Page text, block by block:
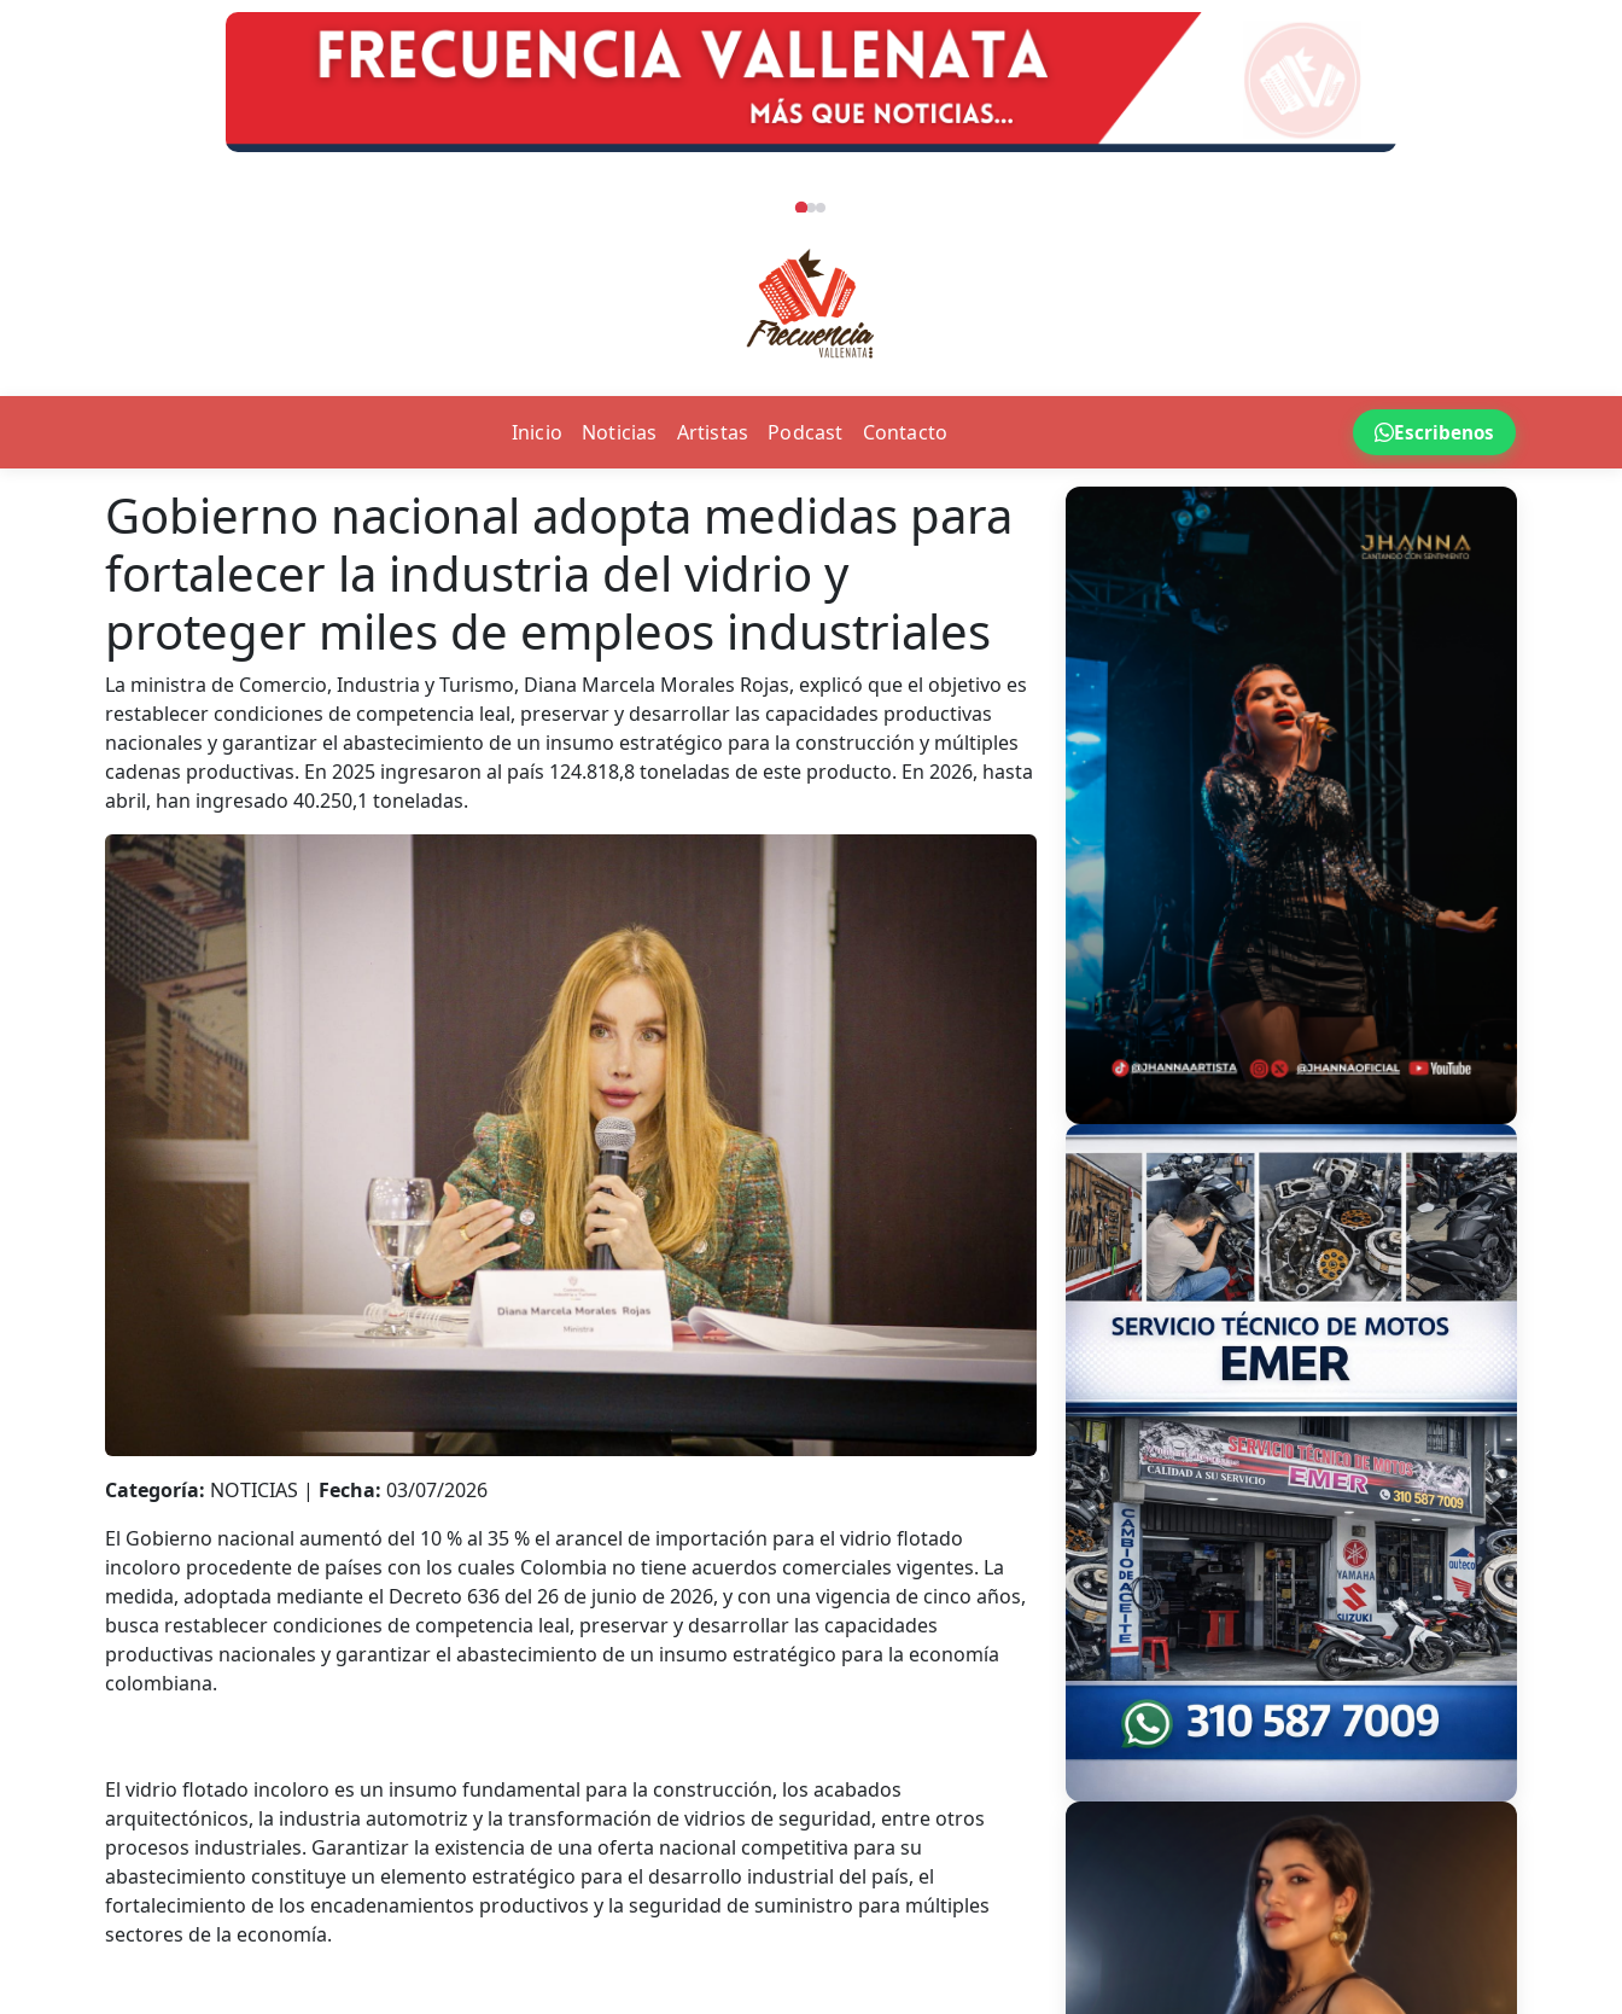
Inicio Noticias Artistas Podcast Contacto Escribenos
Gobierno nacional adopta medidas para
fortalecer la industria del vidrio y
proteger miles de empleos industriales
La ministra de Comercio, Industria y Turismo, Diana Marcela Morales Rojas, explicó que el objetivo es
restablecer condiciones de competencia leal, preservar y desarrollar las capacidades productivas
nacionales y garantizar el abastecimiento de un insumo estratégico para la construcción y múltiples
cadenas productivas. En 2025 ingresaron al país 124.818,8 toneladas de este producto. En 2026, hasta
abril, han ingresado 40.250,1 toneladas.
Categoría: NOTICIAS | Fecha: 03/07/2026
El Gobierno nacional aumentó del 10 % al 35 % el arancel de importación para el vidrio flotado
incoloro procedente de países con los cuales Colombia no tiene acuerdos comerciales vigentes. La
medida, adoptada mediante el Decreto 636 del 26 de junio de 2026, y con una vigencia de cinco años,
busca restablecer condiciones de competencia leal, preservar y desarrollar las capacidades
productivas nacionales y garantizar el abastecimiento de un insumo estratégico para la economía
colombiana.
El vidrio flotado incoloro es un insumo fundamental para la construcción, los acabados
arquitectónicos, la industria automotriz y la transformación de vidrios de seguridad, entre otros
procesos industriales. Garantizar la existencia de una oferta nacional competitiva para su
abastecimiento constituye un elemento estratégico para el desarrollo industrial del país, el
fortalecimiento de los encadenamientos productivos y la seguridad de suministro para múltiples
sectores de la economía.